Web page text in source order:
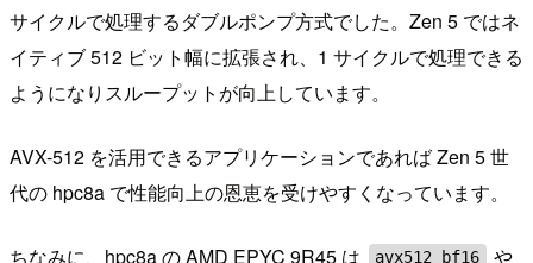
サイクルで処理するダブルポンプ方式でした。Zen 5 ではネ
イティブ 512 ビット幅に拡張され、1 サイクルで処理できる
ようになりスループットが向上しています。
AVX-512 を活用できるアプリケーションであれば Zen 5 世
代の hpc8a で性能向上の恩恵を受けやすくなっています。
ちなみに、hpc8a の AMD EPYC 9R45 は avx512_bf16 や